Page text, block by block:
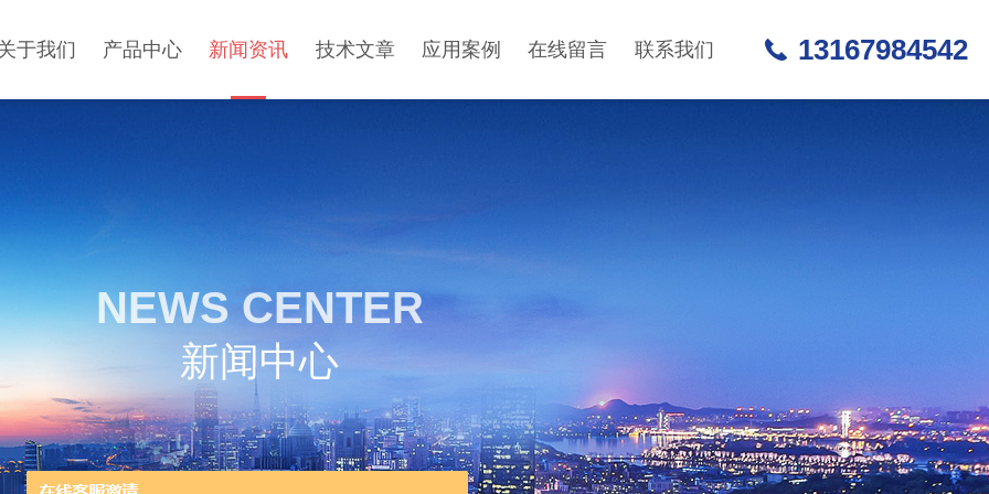
于我们 产品中心 新闻资讯 技术文章 应用案例 在线留言 联系我们 13167984542
NEWS CENTER
新闻中心